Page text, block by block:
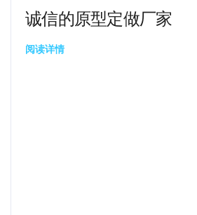
诚信的原型定做厂家
阅读详情